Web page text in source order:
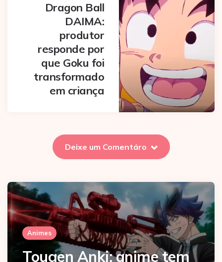
Dragon Ball
DAIMA:
produtor
responde por
que Goku foi
transformado
em criança
Deixe um Comentáro
Animes
Tougen Anki: anime tem